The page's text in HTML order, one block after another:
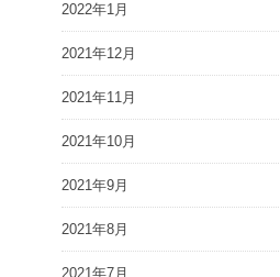
2022年1月
2021年12月
2021年11月
2021年10月
2021年9月
2021年8月
2021年7月